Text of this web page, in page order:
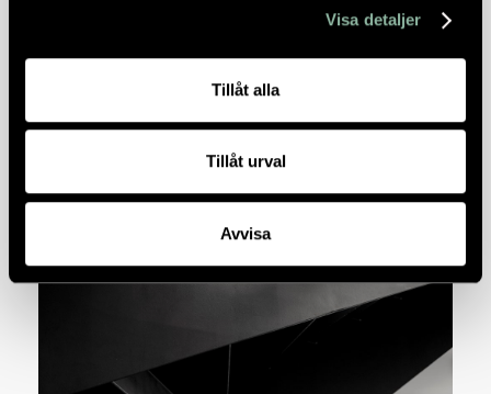
Visa detaljer
Tillåt alla
Tillåt urval
Avvisa